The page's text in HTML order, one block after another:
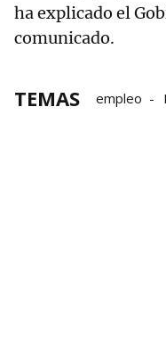
ha explicado el
comunicado.
TEMAS empleo